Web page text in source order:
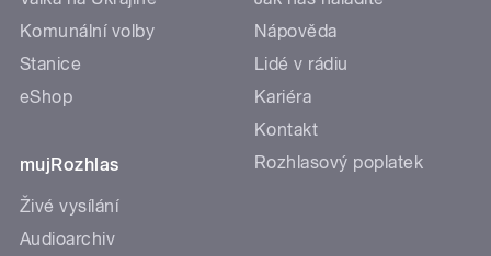
Komunální volby
Stanice
eShop
mujRozhlas
Živé vysílání
Audioarchiv
Nápověda
Lidé v rádiu
Kariéra
Kontakt
Rozhlasový poplatek